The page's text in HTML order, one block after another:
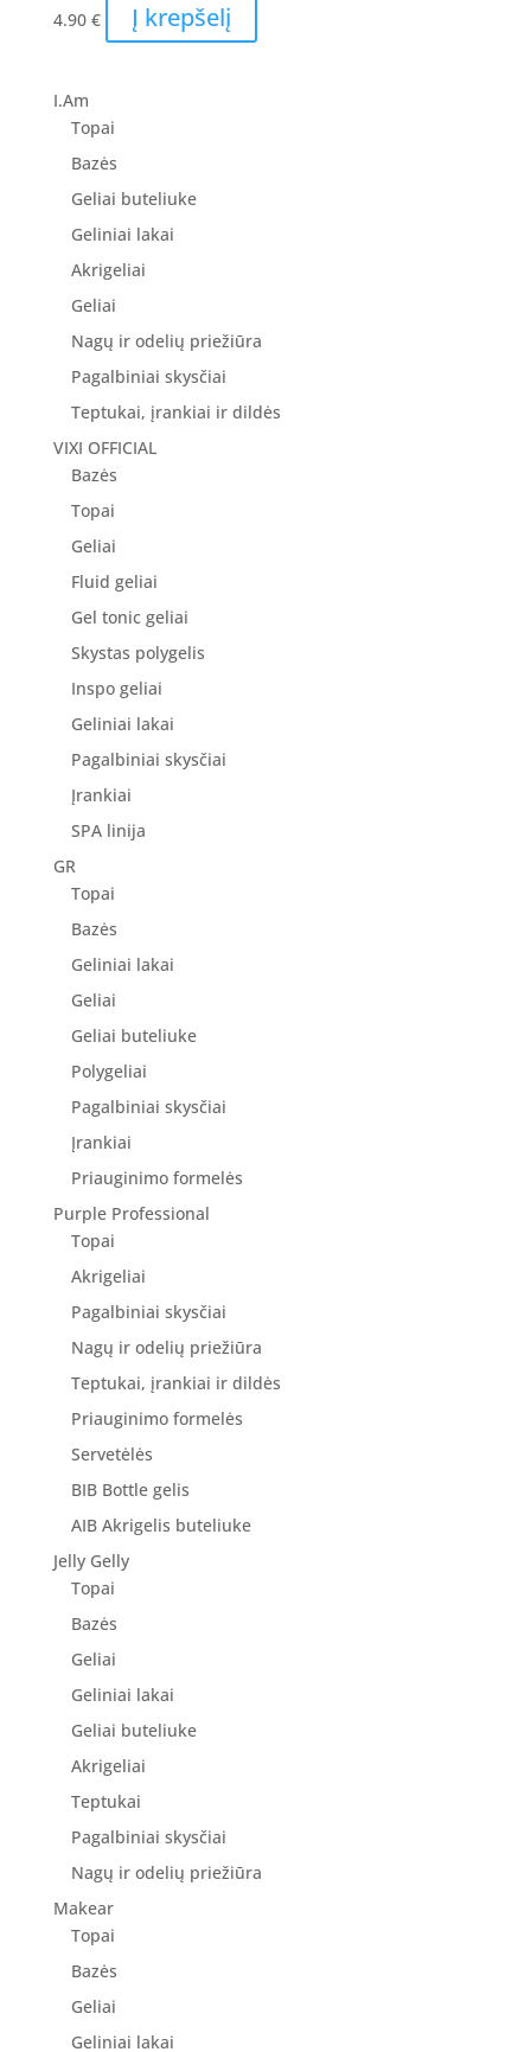
4.90 € Į krepšelį
I.Am
Topai
Bazės
Geliai buteliuke
Geliniai lakai
Akrigeliai
Geliai
Nagų ir odelių priežiūra
Pagalbiniai skysčiai
Teptukai, įrankiai ir dildės
VIXI OFFICIAL
Bazės
Topai
Geliai
Fluid geliai
Gel tonic geliai
Skystas polygelis
Inspo geliai
Geliniai lakai
Pagalbiniai skysčiai
Įrankiai
SPA linija
GR
Topai
Bazės
Geliniai lakai
Geliai
Geliai buteliuke
Polygeliai
Pagalbiniai skysčiai
Įrankiai
Priauginimo formelės
Purple Professional
Topai
Akrigeliai
Pagalbiniai skysčiai
Nagų ir odelių priežiūra
Teptukai, įrankiai ir dildės
Priauginimo formelės
Servetėlės
BIB Bottle gelis
AIB Akrigelis buteliuke
Jelly Gelly
Topai
Bazės
Geliai
Geliniai lakai
Geliai buteliuke
Akrigeliai
Teptukai
Pagalbiniai skysčiai
Nagų ir odelių priežiūra
Makear
Topai
Bazės
Geliai
Geliniai lakai